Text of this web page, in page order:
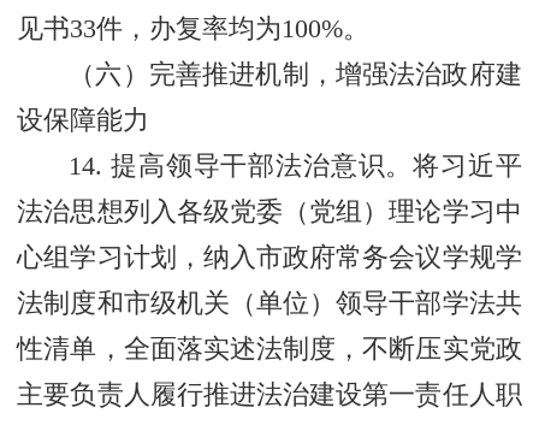
见书33件，办复率均为100%。
（六）完善推进机制，增强法治政府建
设保障能力
14. 提高领导干部法治意识。将习近平
法治思想列入各级党委（党组）理论学习中
心组学习计划，纳入市政府常务会议学规学
法制度和市级机关（单位）领导干部学法共
性清单，全面落实述法制度，不断压实党政
主要负责人履行推进法治建设第一责任人职